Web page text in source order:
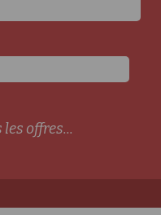
offres...